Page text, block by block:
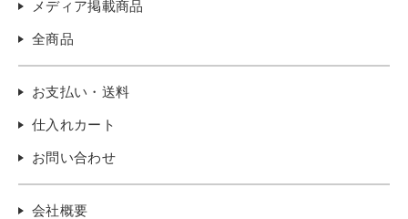
メディア掲載商品
全商品
お支払い・送料
仕入れカート
お問い合わせ
会社概要